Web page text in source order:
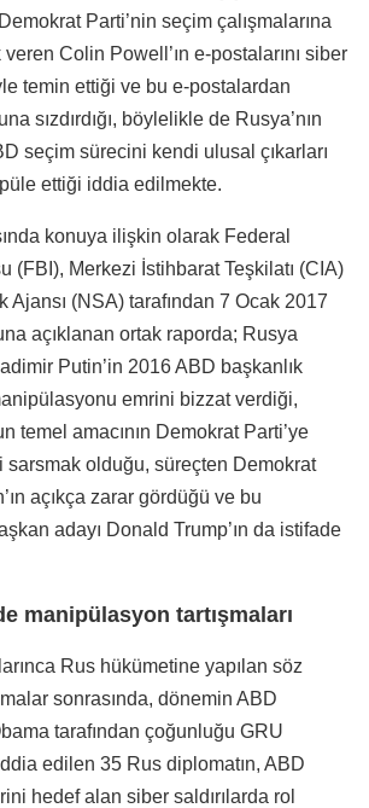
Parti’nin seçim çalışmalarına
Colin Powell’ın e-postalarını siber
temin ettiği ve bu e-postalardan
sızdırdığı, böylelikle de Rusya’nın
seçim sürecini kendi ulusal çıkarları
ettiği iddia edilmekte.
konuya ilişkin olarak Federal
(FBI), Merkezi İstihbarat Teşkilatı (CIA)
Ajansı (NSA) tarafından 7 Ocak 2017
açıklanan ortak raporda; Rusya
Putin’in 2016 ABD başkanlık
emrini bizzat verdiği,
temel amacının Demokrat Parti’ye
sarsmak olduğu, süreçten Demokrat
açıkça zarar gördüğü ve bu
adayı Donald Trump’ın da istifade
manipülasyon tartışmaları
Rus hükümetine yapılan söz
sonrasında, dönemin ABD
tarafından çoğunluğu GRU
edilen 35 Rus diplomatın, ABD
hedef alan siber saldırılarda rol